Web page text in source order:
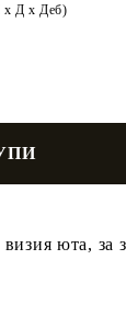
x Д x Деб)
юта, за